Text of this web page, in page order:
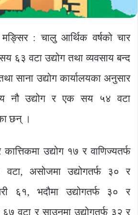
मङ्सिर : चालु आर्थिक वर्षको चार
६३ वटा उद्योग तथा व्यवसाय बन्द
साना उद्योग कार्यालयका अनुसार
नौ उद्योग र एक सय ५४ वटा
छन् ।
उद्योग १७ र वाणिज्यतर्फ
असोजमा उद्योगतर्फ ३० र
६१, भदौमा उद्योगतर्फ ३० र
६७ वटा र साउनमा उद्योगतर्फ ३२ र